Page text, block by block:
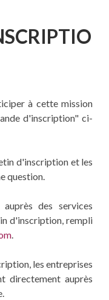
à cette mission
d'inscription" ci-
d'inscription et les
question.
des services
d'inscription, rempli
.
les entreprises
directement auprès